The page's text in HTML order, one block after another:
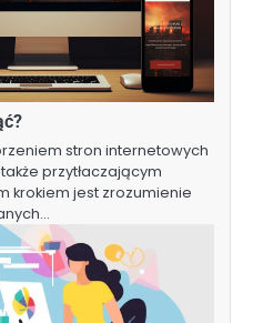
stron internetowych
przytłaczającym
krokiem jest zrozumienie